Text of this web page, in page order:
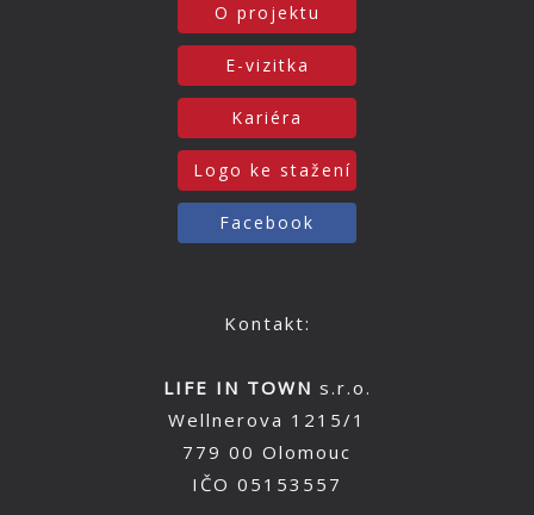
O projektu
E-vizitka
Kariéra
Logo ke stažení
Facebook
Kontakt:
LIFE IN TOWN s.r.o.
Wellnerova 1215/1
779 00 Olomouc
IČO 05153557